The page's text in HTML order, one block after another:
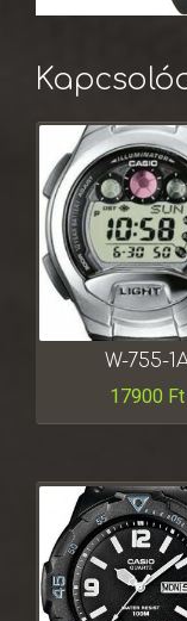
W-755-
17900 Ft